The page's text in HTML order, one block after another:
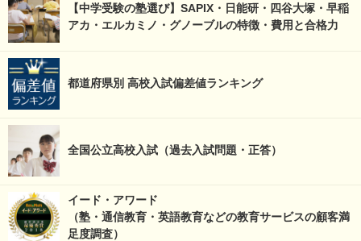
【中学受験の塾選び】SAPIX・日能研・四谷大塚・早稲
アカ・エルカミノ・グノーブルの特徴・費用と合格力
都道府県別 高校入試偏差値ランキング
全国公立高校入試（過去入試問題・正答）
イード・アワード
（塾・通信教育・英語教育などの教育サービスの顧客満
足度調査）